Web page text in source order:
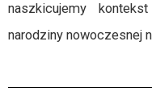
naszkicujemy
narodziny nowoczesnej